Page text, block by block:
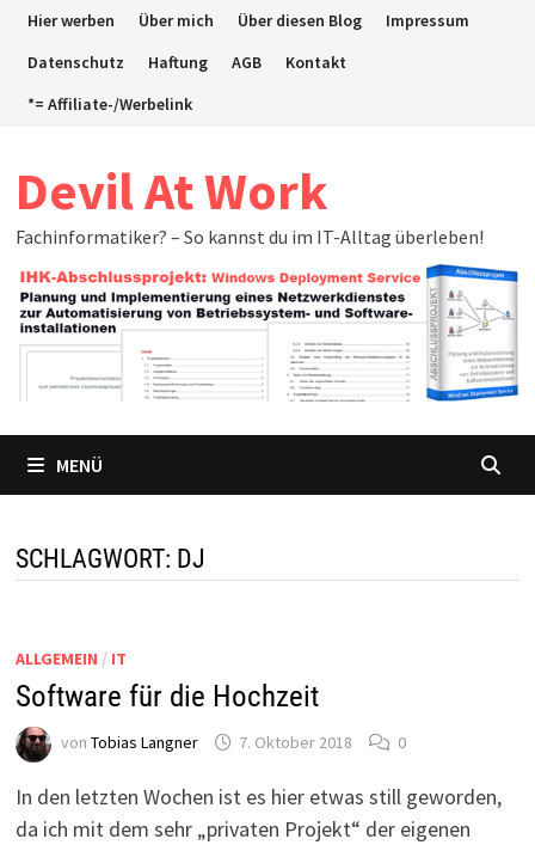
ZumHier werben Über mich Über diesen Blog
Impressum
Datenschutz
Haftung AGB
Kontakt
*= Affiliate-/Werbelink
Devil At Work
Fachinformatiker? – So kannst du im IT-Alltag überleben!
MENÜ
SCHLAGWORT: DJ
ALLGEMEIN / IT
Software für die Hochzeit
von Tobias Langner 7. Oktober 2018 0
In den letzten Wochen ist es hier etwas still geworden,
da ich mit dem sehr „privaten Projekt“ der eigenen